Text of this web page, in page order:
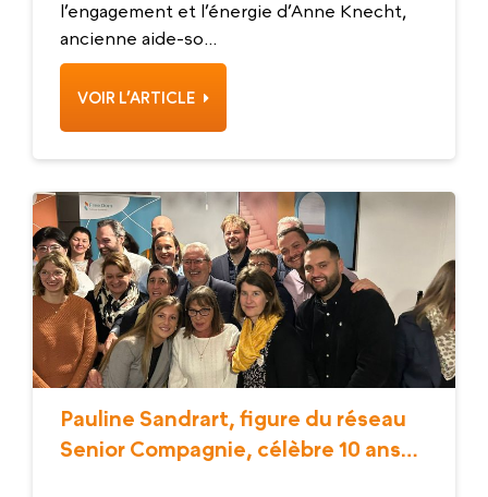
l’engagement et l’énergie d’Anne Knecht,
ancienne aide-so...
VOIR L’ARTICLE
Pauline Sandrart, figure du réseau
Senior Compagnie, célèbre 10 ans